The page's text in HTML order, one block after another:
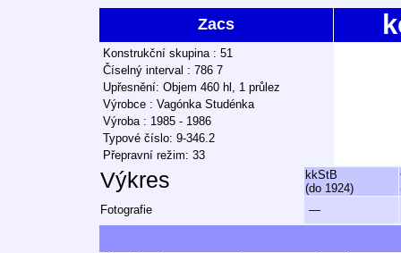
Zacs
Konstrukční skupina : 51
Číselný interval : 786 7
Upřesnění: Objem 460 hl, 1 průlez
Výrobce : Vagónka Studénka
Výroba : 1985 - 1986
Typové číslo: 9-346.2
Přepravní režim: 33
Výkres
kkStB
(do 1924)
Fotografie
—